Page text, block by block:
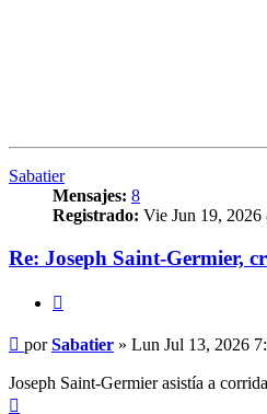
Sabatier
Mensajes: 8
Registrado: Vie Jun 19, 2026
Re: Joseph Saint-Germier,
Mensaje
porSabatier » Lun Jul 13, 2026
Joseph Saint-Germier asistía a